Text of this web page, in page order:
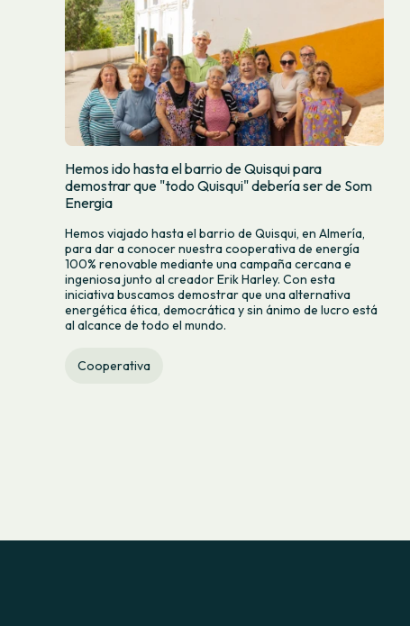
Hemos ido hasta el barrio de Quisqui para
demostrar que "todo Quisqui" debería ser de Som
Energia
Hemos viajado hasta el barrio de Quisqui, en Almería,
para dar a conocer nuestra cooperativa de energía
100% renovable mediante una campaña cercana e
ingeniosa junto al creador Erik Harley. Con esta
iniciativa buscamos demostrar que una alternativa
energética ética, democrática y sin ánimo de lucro está
al alcance de todo el mundo.
Cooperativa